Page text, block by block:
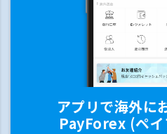
アプリで海外に
PayForex (ペイ